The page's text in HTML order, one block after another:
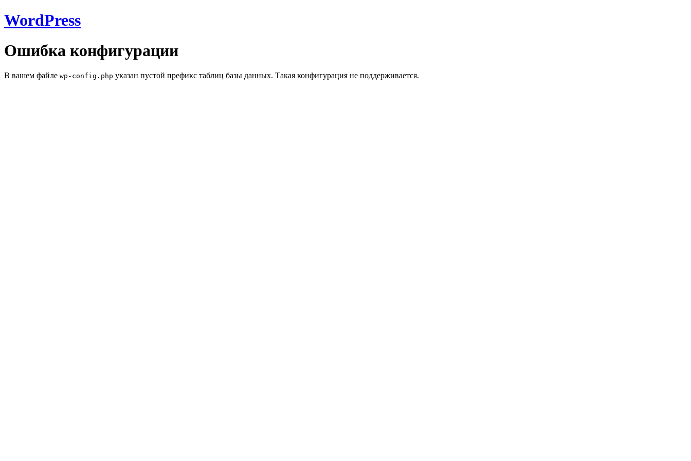
WordPress
Ошибка конфигурации
В вашем файле wp-config.php указан пустой префикс таблиц базы данных. Такая конфигурация не поддерживается.